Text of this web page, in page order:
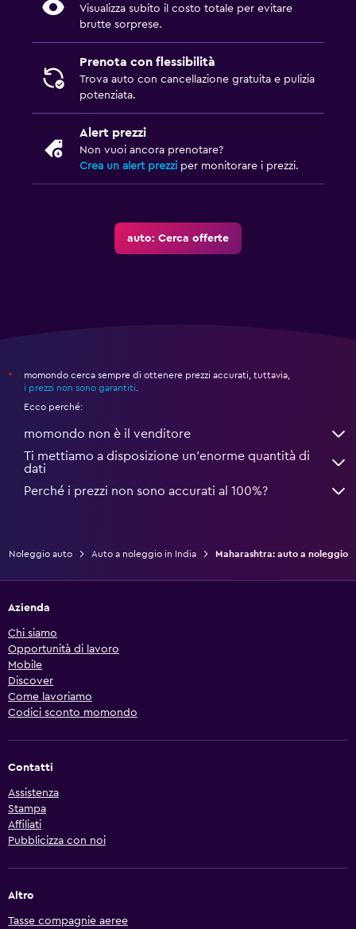
Visualizza subito il costo totale per evitare
brutte sorprese.
Prenota con flessibilità
Trova auto con cancellazione gratuita e pulizia
potenziata.
Alert prezzi
Non vuoi ancora prenotare?
Crea un alert prezzi per monitorare i prezzi.
auto: Cerca offerte
*
momondo cerca sempre di ottenere prezzi accurati, tuttavia,
i prezzi non sono garantiti.
Ecco perché:
momondo non è il venditore
Ti mettiamo a disposizione un’enorme quantità di
dati
Perché i prezzi non sono accurati al 100%?
Noleggio auto Auto a noleggio in India Maharashtra: auto a noleggio
Azienda
Chi siamo
Opportunità di lavoro
Mobile
Discover
Come lavoriamo
Codici sconto momondo
Contatti
Assistenza
Stampa
Affiliati
Pubblicizza con noi
Altro
Tasse compagnie aeree